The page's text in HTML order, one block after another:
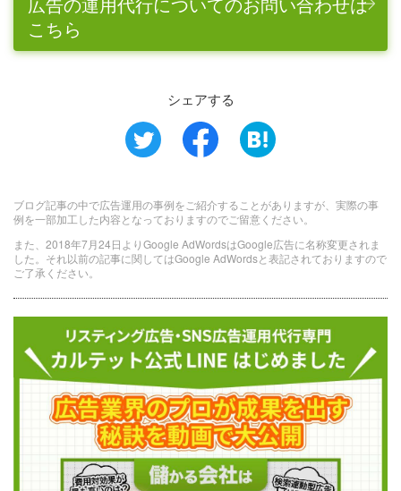
こちら
シェアする
ブログ記事の中で広告運用の事例をご紹介することがありますが、実際の事
例を一部加工した内容となっておりますのでご留意ください。
また、2018年7月24日よりGoogle AdWordsはGoogle広告に名称変更されま
した。それ以前の記事に関してはGoogle AdWordsと表記されておりますので
ご了承ください。